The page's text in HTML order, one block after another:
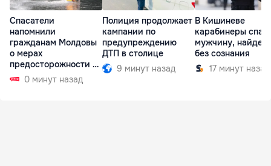
Спасатели
напомнили
гражданам Молдовы
о мерах
предосторожности на
время непогоды
0 минут назад
Полиция продолжает
кампании по
предупреждению
ДТП в столице
9 минут назад
В Кишиневе
карабинеры
мужчину,
без сознания
17 минут назад